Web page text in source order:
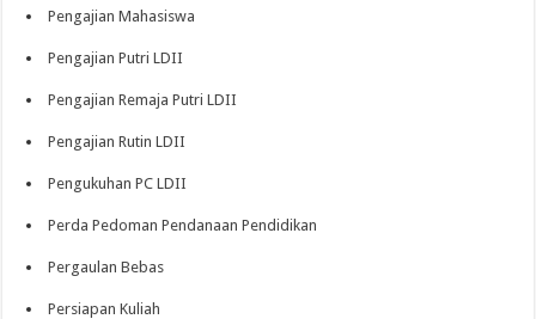
Pengajian Mahasiswa
Pengajian Putri LDII
Pengajian Remaja Putri LDII
Pengajian Rutin LDII
Pengukuhan PC LDII
Perda Pedoman Pendanaan Pendidikan
Pergaulan Bebas
Persiapan Kuliah